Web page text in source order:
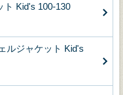
ト Kid's 100-130
ルジャケット Kid's